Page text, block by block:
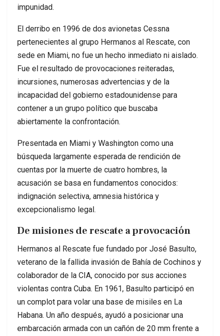
impunidad.
El derribo en 1996 de dos avionetas Cessna
pertenecientes al grupo Hermanos al Rescate, con
sede en Miami, no fue un hecho inmediato ni aislado.
Fue el resultado de provocaciones reiteradas,
incursiones, numerosas advertencias y de la
incapacidad del gobierno estadounidense para
contener a un grupo político que buscaba
abiertamente la confrontación.
Presentada en Miami y Washington como una
búsqueda largamente esperada de rendición de
cuentas por la muerte de cuatro hombres, la
acusación se basa en fundamentos conocidos:
indignación selectiva, amnesia histórica y
excepcionalismo legal.
De misiones de rescate a provocación
Hermanos al Rescate fue fundado por José Basulto,
veterano de la fallida invasión de Bahía de Cochinos y
colaborador de la CIA, conocido por sus acciones
violentas contra Cuba. En 1961, Basulto participó en
un complot para volar una base de misiles en La
Habana. Un año después, ayudó a posicionar una
embarcación armada con un cañón de 20 mm frente a